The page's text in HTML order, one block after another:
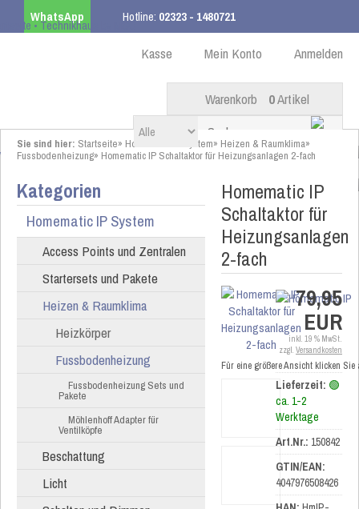
WhatsApp Hotline: 02323 - 1480721
ab 99,00 € innerhalb DE Anmelden
Mein Konto
Kasse
Warenkorb 0Artikel
Sie sind hier: Startseite» Homematic IP System» Heizen & Raumklima»
Fussbodenheizung» Homematic IP Schaltaktor für Heizungsanlagen 2-fach
Kategorien
Homematic IP System
Access Points und Zentralen
Startersets und Pakete
Heizen & Raumklima
Heizkörper
Fussbodenheizung
Fussbodenheizung Sets und
Pakete
Möhlenhoff Adapter für
Ventilköpfe
Beschattung
Licht
Homematic IP
Schaltaktor für
Heizungsanlagen
2-fach
Für eine größere Ansicht klicken
79,95
EUR
inkl. 19 % MwSt.
zzgl. Versandkosten
Lieferzeit: 🟢
ca. 1-2
Werktage
Art.Nr.: 150842
GTIN/EAN:
4047976508426